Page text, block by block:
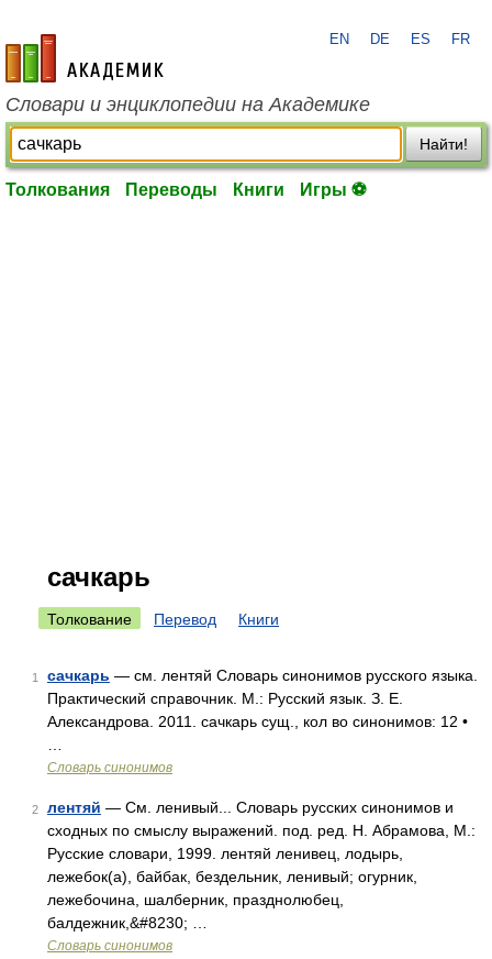
academic.ru
EN DE ES FR
Словари и энциклопедии на Академике
Найти!
Толкования Переводы Книги Игры ⚽
сачкарь
Толкование Перевод Книги
1 сачкарь — см. лентяй Словарь синонимов русского языка.
Практический справочник. М.: Русский язык. З. Е.
Александрова. 2011. сачкарь сущ., кол во синонимов: 12 •
Словарь синонимов
2 лентяй — См. ленивый... Словарь русских синонимов и
сходных по смыслу выражений. под. ред. Н. Абрамова, М.:
Русские словари, 1999. лентяй ленивец, лодырь,
лежебок(а), байбак, бездельник, ленивый; огурник,
лежебочина, шалберник, празднолюбец,
балдежник,&#8230; …
Словарь синонимов